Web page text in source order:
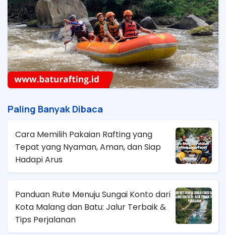
Paling Banyak Dibaca
Cara Memilih Pakaian Rafting yang
Tepat yang Nyaman, Aman, dan Siap
Hadapi Arus
Panduan Rute Menuju Sungai Konto dari
Kota Malang dan Batu: Jalur Terbaik &
Tips Perjalanan